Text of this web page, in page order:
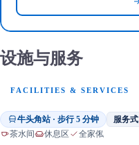
设施与服务
FACILITIES & SERVICES
牛头角站 · 步行 5 分钟 服务式
茶水间 休息区 全家俬